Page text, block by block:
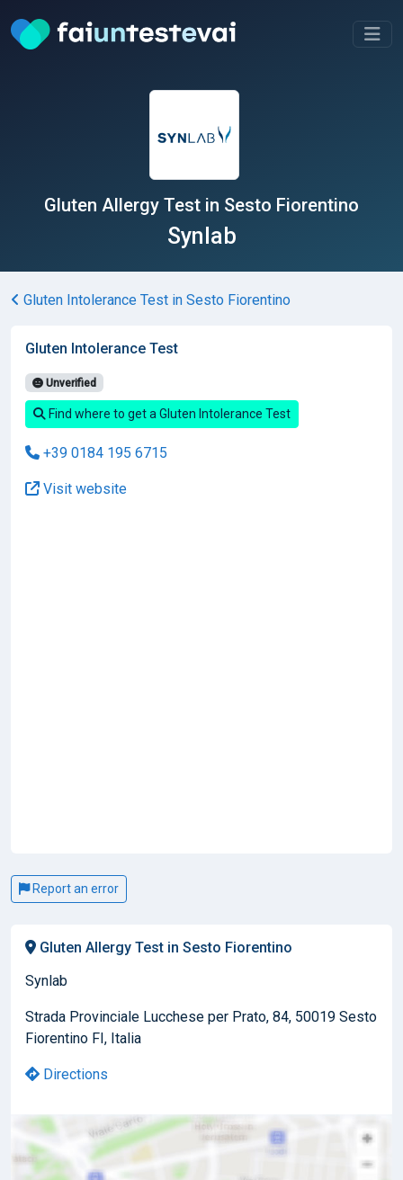
Gluten Allergy Test in Sesto Fiorentino
Synlab
Gluten Intolerance Test in Sesto Fiorentino
Gluten Intolerance Test
Unverified
Find where to get a Gluten Intolerance Test
+39 0184 195 6715
Visit website
Report an error
Gluten Allergy Test in Sesto Fiorentino
Synlab
Strada Provinciale Lucchese per Prato, 84, 50019 Sesto
Fiorentino FI, Italia
Directions